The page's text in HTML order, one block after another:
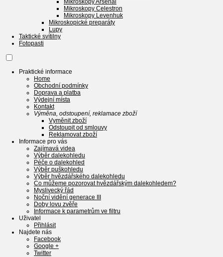
Mikroskopy Arsenal
Mikroskopy Celestron
Mikroskopy Levenhuk
Mikroskopické preparáty
Lupy
Taktické svítilny
Fotopasti
Praktické informace
Home
Obchodní podmínky
Doprava a platba
Výdejní místa
Kontakt
Výměna, odstoupení, reklamace zboží
Vyměnit zboží
Odstoupit od smlouvy
Reklamovat zboží
Informace pro vás
Zajímavá videa
Výběr dalekohledu
Péče o dalekohled
Výběr puškohledu
Výběr hvězdářského dalekohledu
Co můžeme pozorovat hvězdářským dalekohledem?
Myslivecký řád
Noční vidění generace III
Doby lovu zvěře
Informace k parametrům ve filtru
Uživatel
Přihlásit
Najdete nás
Facebook
Google +
Twitter